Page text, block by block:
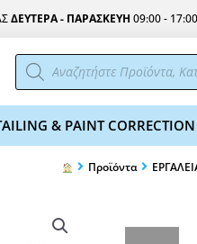
ΔΕΥΤΕΡΑ - ΠΑΡΑΣΚΕΥΗ 09:00 - 17:00
Αναζήτηση
προϊόντων
& PAINT CORRECTION
Προϊόντα